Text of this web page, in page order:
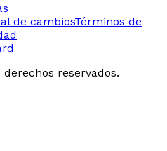
de cambiosTérminos de
reservados.